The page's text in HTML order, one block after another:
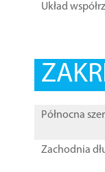
Układ
Północna
Zachodnia